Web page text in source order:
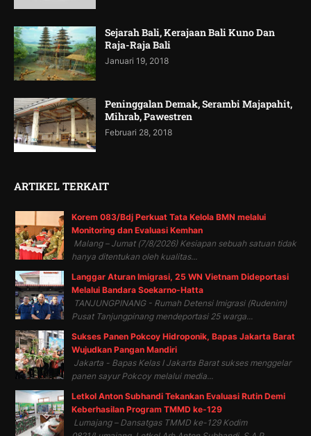
Sejarah Bali, Kerajaan Bali Kuno Dan
Raja-Raja Bali
Januari 19, 2018
Peninggalan Demak, Serambi Majapahit,
Mihrab, Pawestren
Februari 28, 2018
ARTIKEL TERKAIT
Korem 083/Bdj Perkuat Tata Kelola BMN melalui
Monitoring dan Evaluasi Kemhan
Malang – Jumat (7/8/2026) Kesiapan sebuah satuan tidak
hanya ditentukan oleh kualitas...
Langgar Aturan Imigrasi, 25 WN Vietnam Dideportasi
Melalui Bandara Soekarno-Hatta
TANJUNGPINANG - Rumah Detensi Imigrasi (Rudenim)
Pusat Tanjungpinang mendeportasi 25 warga...
Sukses Panen Pokcoy Hidroponik, Bapas Jakarta Barat
Wujudkan Pangan Mandiri
Jakarta - Bapas Kelas I Jakarta Barat sukses menggelar
panen sayur Pokcoy melalui media...
Letkol Anton Subhandi Tekankan Evaluasi Rutin Demi
Keberhasilan Program TMMD ke-129
Lumajang – Dansatgas TMMD ke-129 Kodim